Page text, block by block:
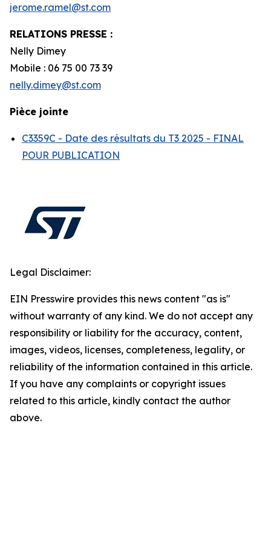
jerome.ramel@st.com
RELATIONS PRESSE :
Nelly Dimey
Mobile : 06 75 00 73 39
nelly.dimey@st.com
Pièce jointe
C3359C - Date des résultats du T3 2025 - FINAL
POUR PUBLICATION
Legal Disclaimer:
EIN Presswire provides this news content "as is"
without warranty of any kind. We do not accept any
responsibility or liability for the accuracy, content,
images, videos, licenses, completeness, legality, or
reliability of the information contained in this article.
If you have any complaints or copyright issues
related to this article, kindly contact the author
above.